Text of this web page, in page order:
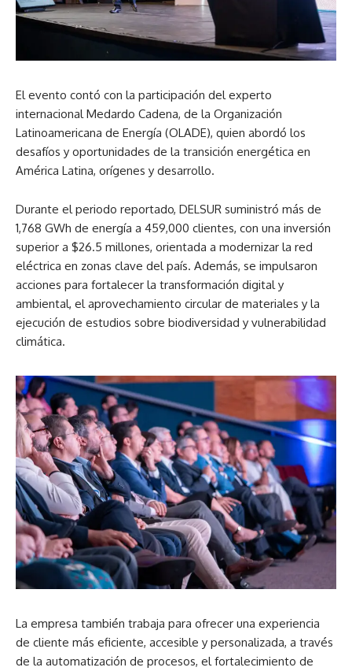
El evento contó con la participación del experto
internacional Medardo Cadena, de la Organización
Latinoamericana de Energía (OLADE), quien abordó los
desafíos y oportunidades de la transición energética en
América Latina, orígenes y desarrollo.
Durante el periodo reportado, DELSUR suministró más de
1,768 GWh de energía a 459,000 clientes, con una inversión
superior a $26.5 millones, orientada a modernizar la red
eléctrica en zonas clave del país. Además, se impulsaron
acciones para fortalecer la transformación digital y
ambiental, el aprovechamiento circular de materiales y la
ejecución de estudios sobre biodiversidad y vulnerabilidad
climática.
La empresa también trabaja para ofrecer una experiencia
de cliente más eficiente, accesible y personalizada, a través
de la automatización de procesos, el fortalecimiento de